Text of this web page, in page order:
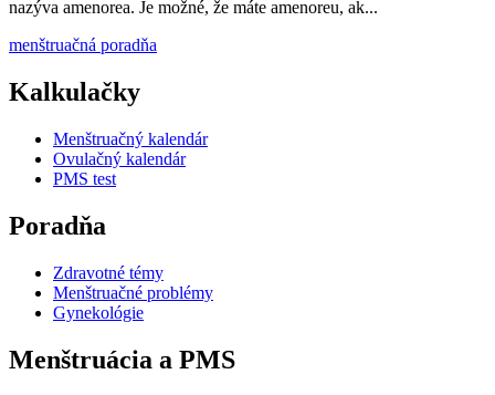
nazýva amenorea. Je možné, že máte amenoreu, ak...
menštruačná poradňa
Kalkulačky
Menštruačný kalendár
Ovulačný kalendár
PMS test
Poradňa
Zdravotné témy
Menštruačné problémy
Gynekológie
Menštruácia a PMS